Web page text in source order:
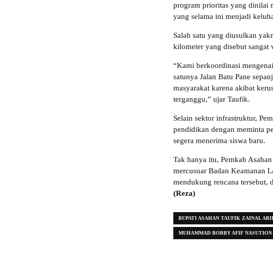
program prioritas yang dinilai
yang selama ini menjadi
Salah satu yang diusulkan
kilometer yang disebut
“Kami berkoordinasi
satunya Jalan Batu Pane
masyarakat karena akibat
terganggu,” ujar Taufik.
Selain sektor infrastruktur,
pendidikan dengan meminta
segera menerima siswa baru.
Tak hanya itu, Pemkab
mercusuar Badan Keamanan
mendukung rencana tersebut,
(Reza)
BUPATI ASAHAN TAUFIK ZAINAL
MUHAMMAD BOBBY AFIF NASUTION